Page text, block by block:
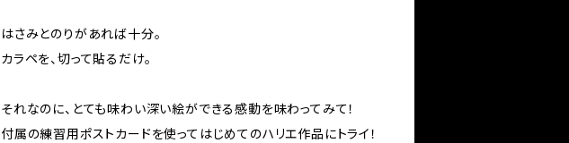
はさみとのりがあれば十分。
カラペを、切って貼るだけ。
それなのに、とても味わい深い絵ができる感動を味わってみて！
付属の練習用ポストカードを使ってはじめてのハリエ作品にトライ！